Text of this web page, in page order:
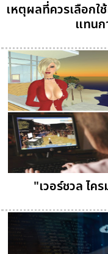
เหตุผลที่ควรเลือก
แทนก
"เวอร์ชวล ไค